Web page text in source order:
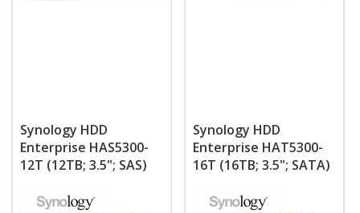
Synology HDD
Enterprise HAS5300-
12T (12TB; 3.5"; SAS)
Synology HDD
Enterprise HAT5300-
16T (16TB; 3.5"; SATA)